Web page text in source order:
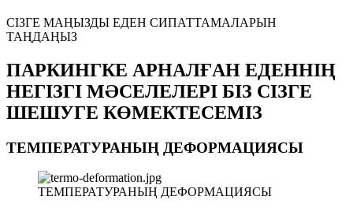
СІЗГЕ МАҢЫЗДЫ ЕДЕН СИПАТТАМАЛАРЫН
ТАҢДАҢЫЗ
ПАРКИНГКЕ АРНАЛҒАН ЕДЕННІҢ
НЕГІЗГІ МӘСЕЛЕЛЕРІ БІЗ СІЗГЕ
ШЕШУГЕ КӨМЕКТЕСЕМІЗ
ТЕМПЕРАТУРАНЫҢ ДЕФОРМАЦИЯСЫ
ТЕМПЕРАТУРАНЫҢ ДЕФОРМАЦИЯСЫ